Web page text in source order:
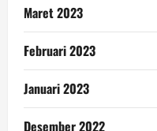
Maret 2023
Februari 2023
Januari 2023
Desember 2022